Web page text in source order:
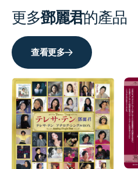
更多鄧麗君的產品
查看更多